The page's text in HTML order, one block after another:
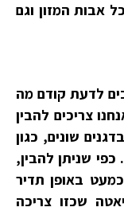
אבות המזון וגם
לדעת קודם מה
צריכים להבין
שונים, כגון
שניתן להבין,
באופן תדיר
שכזו צריכה